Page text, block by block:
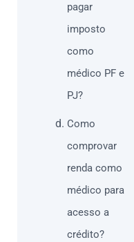
pagar
imposto
como
médico PF e
PJ?
Como
comprovar
renda como
médico para
acesso a
crédito?